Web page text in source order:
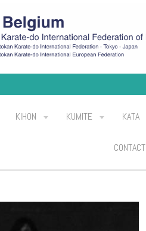
KIHON KUMITE KATA
CONTACT